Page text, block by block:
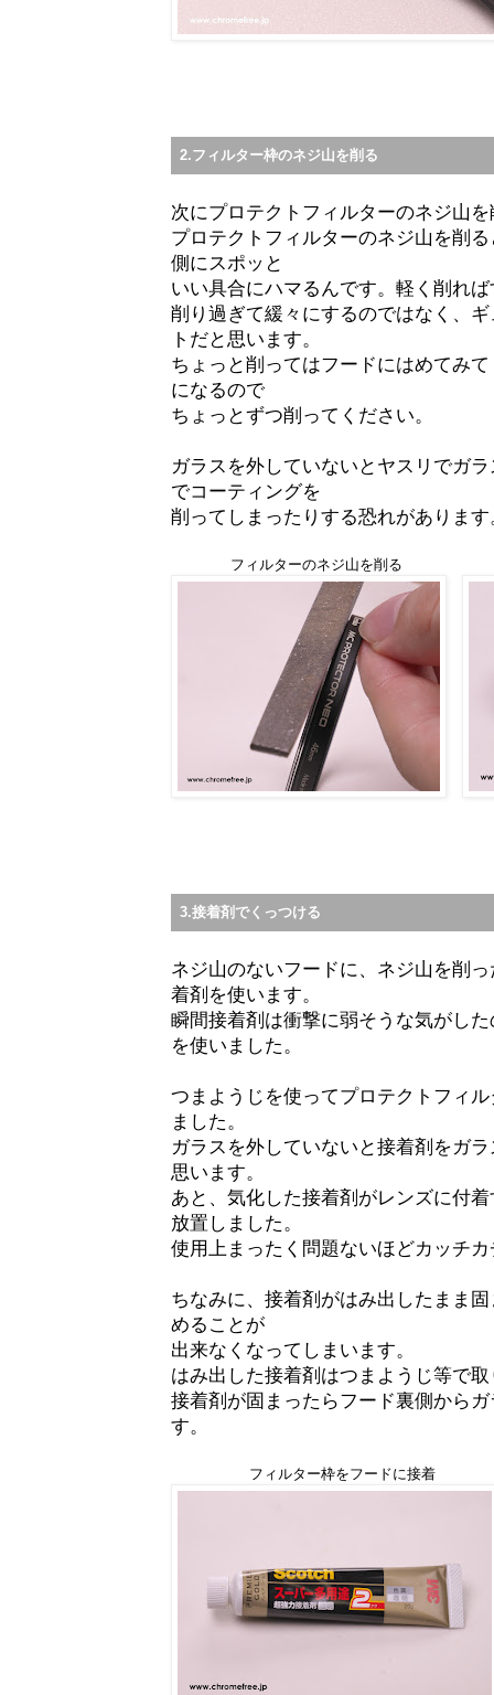
2.フィルター枠のネジ山を削る
次にプロテクトフィルターのネジ山
プロテクトフィルターのネジ山を削
側にスポッと
いい具合にハマるんです。軽く削れ
削り過ぎて緩々にするのではなく、
トだと思います。
ちょっと削ってはフードにはめてみ
になるので
ちょっとずつ削ってください。
ガラスを外していないとヤスリでガ
でコーティングを
削ってしまったりする恐れがあります
フィルターのネジ山を削る
3.接着剤でくっつける
ネジ山のないフードに、ネジ山を削
着剤を使います。
瞬間接着剤は衝撃に弱そうな気がし
を使いました。
つまようじを使ってプロテクトフィ
ました。
ガラスを外していないと接着剤をガ
思います。
あと、気化した接着剤がレンズに付
放置しました。
使用上まったく問題ないほどカッチ
ちなみに、接着剤がはみ出したまま
めることが
出来なくなってしまいます。
はみ出した接着剤はつまようじ等で
接着剤が固まったらフード裏側から
す。
フィルター枠をフードに接着